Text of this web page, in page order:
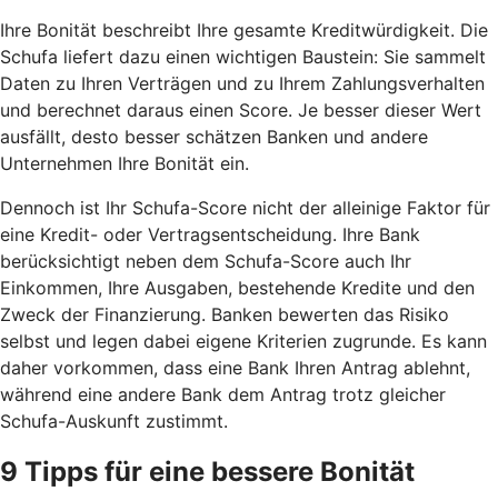
Ihre Bonität beschreibt Ihre gesamte Kreditwürdigkeit. Die
Schufa liefert dazu einen wichtigen Baustein: Sie sammelt
Daten zu Ihren Verträgen und zu Ihrem Zahlungsverhalten
und berechnet daraus einen Score. Je besser dieser Wert
ausfällt, desto besser schätzen Banken und andere
Unternehmen Ihre Bonität ein.
Dennoch ist Ihr Schufa-Score nicht der alleinige Faktor für
eine Kredit- oder Vertragsentscheidung. Ihre Bank
berücksichtigt neben dem Schufa-Score auch Ihr
Einkommen, Ihre Ausgaben, bestehende Kredite und den
Zweck der Finanzierung. Banken bewerten das Risiko
selbst und legen dabei eigene Kriterien zugrunde. Es kann
daher vorkommen, dass eine Bank Ihren Antrag ablehnt,
während eine andere Bank dem Antrag trotz gleicher
Schufa-Auskunft zustimmt.
9 Tipps für eine bessere Bonität